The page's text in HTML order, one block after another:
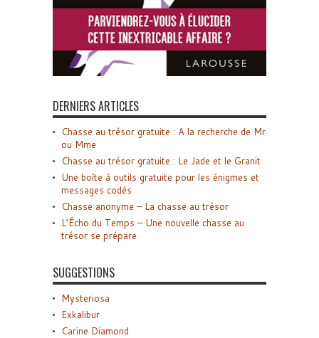
DERNIERS ARTICLES
Chasse au trésor gratuite : A la recherche de Mr
ou Mme
Chasse au trésor gratuite : Le Jade et le Granit
Une boîte à outils gratuite pour les énigmes et
messages codés
Chasse anonyme – La chasse au trésor
L’Écho du Temps – Une nouvelle chasse au
trésor se prépare
SUGGESTIONS
Mysteriosa
Exkalibur
Carine Diamond